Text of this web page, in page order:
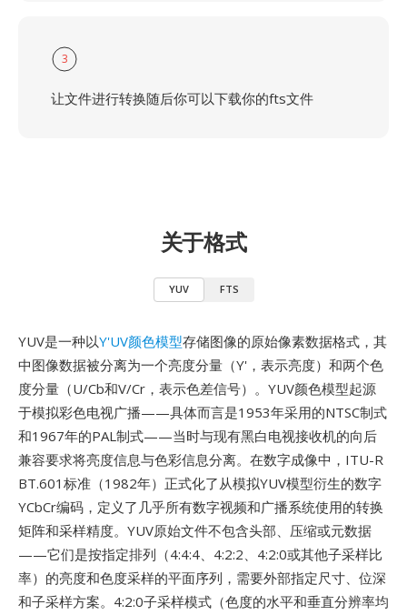
3
让文件进行转换随后你可以下载你的fts文件
关于格式
YUV FTS
YUV是一种以Y'UV颜色模型存储图像的原始像素数据格式，其
中图像数据被分离为一个亮度分量（Y'，表示亮度）和两个色
度分量（U/Cb和V/Cr，表示色差信号）。YUV颜色模型起源
于模拟彩色电视广播——具体而言是1953年采用的NTSC制式
和1967年的PAL制式——当时与现有黑白电视接收机的向后
兼容要求将亮度信息与色彩信息分离。在数字成像中，ITU-R
BT.601标准（1982年）正式化了从模拟YUV模型衍生的数字
YCbCr编码，定义了几乎所有数字视频和广播系统使用的转换
矩阵和采样精度。YUV原始文件不包含头部、压缩或元数据
——它们是按指定排列（4:4:4、4:2:2、4:2:0或其他子采样比
率）的亮度和色度采样的平面序列，需要外部指定尺寸、位深
和子采样方案。4:2:0子采样模式（色度的水平和垂直分辨率均